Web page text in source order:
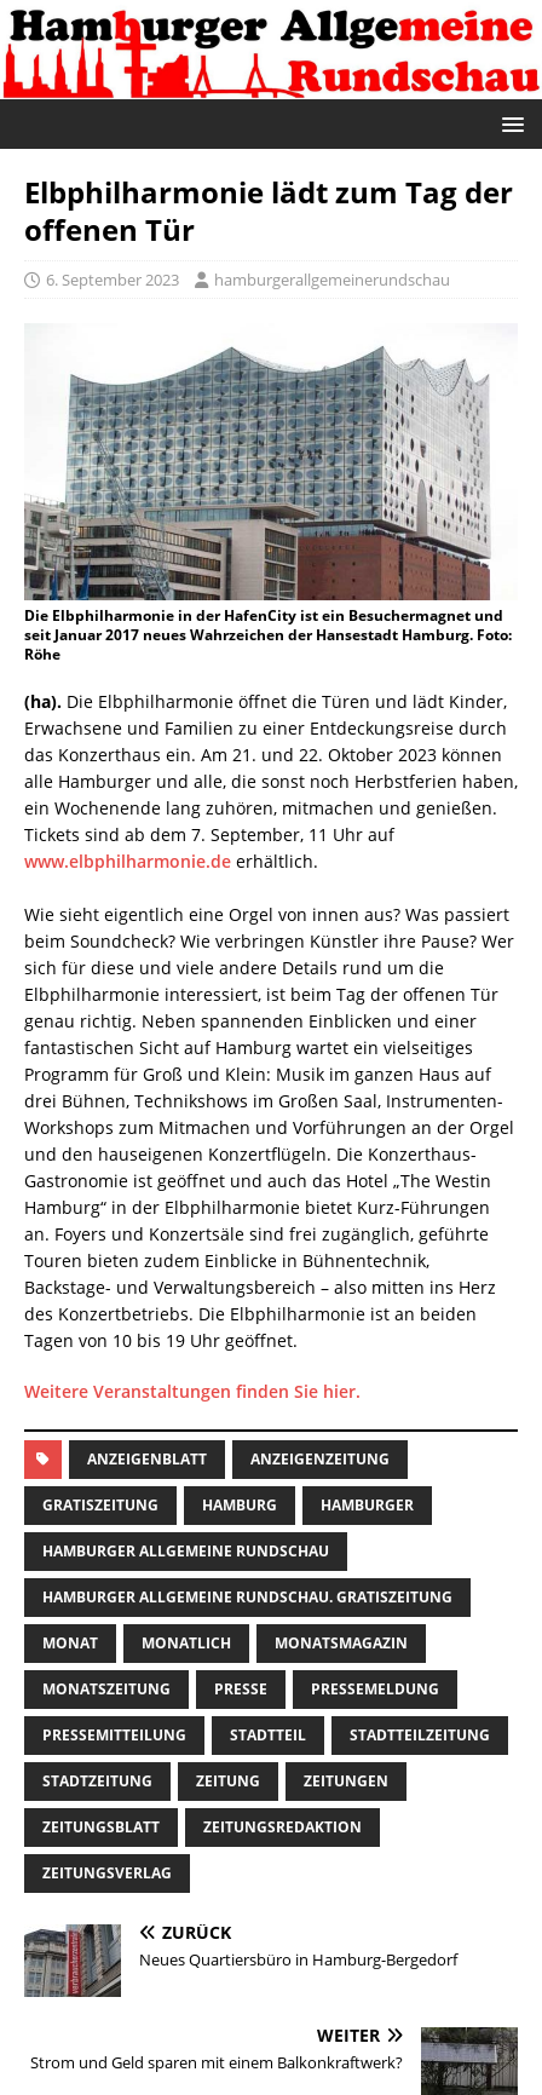
Elbphilharmonie lädt zum Tag der
offenen Tür
6. September 2023 hamburgerallgemeinerundschau
Die Elbphilharmonie in der HafenCity ist ein Besuchermagnet und
seit Januar 2017 neues Wahrzeichen der Hansestadt Hamburg. Foto:
Röhe
(ha). Die Elbphilharmonie öffnet die Türen und lädt Kinder,
Erwachsene und Familien zu einer Entdeckungsreise durch
das Konzerthaus ein. Am 21. und 22. Oktober 2023 können
alle Hamburger und alle, die sonst noch Herbstferien haben,
ein Wochenende lang zuhören, mitmachen und genießen.
Tickets sind ab dem 7. September, 11 Uhr auf
www.elbphilharmonie.de erhältlich.
Wie sieht eigentlich eine Orgel von innen aus? Was passiert
beim Soundcheck? Wie verbringen Künstler ihre Pause? Wer
sich für diese und viele andere Details rund um die
Elbphilharmonie interessiert, ist beim Tag der offenen Tür
genau richtig. Neben spannenden Einblicken und einer
fantastischen Sicht auf Hamburg wartet ein vielseitiges
Programm für Groß und Klein: Musik im ganzen Haus auf
drei Bühnen, Technikshows im Großen Saal, Instrumenten-
Workshops zum Mitmachen und Vorführungen an der Orgel
und den hauseigenen Konzertflügeln. Die Konzerthaus-
Gastronomie ist geöffnet und auch das Hotel „The Westin
Hamburg“ in der Elbphilharmonie bietet Kurz-Führungen
an. Foyers und Konzertsäle sind frei zugänglich, geführte
Touren bieten zudem Einblicke in Bühnentechnik,
Backstage- und Verwaltungsbereich – also mitten ins Herz
des Konzertbetriebs. Die Elbphilharmonie ist an beiden
Tagen von 10 bis 19 Uhr geöffnet.
Weitere Veranstaltungen finden Sie hier.
ANZEIGENBLATT ANZEIGENZEITUNG
GRATISZEITUNG HAMBURG HAMBURGER
HAMBURGER ALLGEMEINE RUNDSCHAU
HAMBURGER ALLGEMEINE RUNDSCHAU. GRATISZEITUNG
MONAT MONATLICH MONATSMAGAZIN
MONATSZEITUNG PRESSE PRESSEMELDUNG
PRESSEMITTEILUNG STADTTEIL STADTTEILZEITUNG
STADTZEITUNG ZEITUNG ZEITUNGEN
ZEITUNGSBLATT ZEITUNGSREDAKTION
ZEITUNGSVERLAG
ZURÜCK
Neues Quartiersbüro in Hamburg-Bergedorf
WEITER
Strom und Geld sparen mit einem Balkonkraftwerk?